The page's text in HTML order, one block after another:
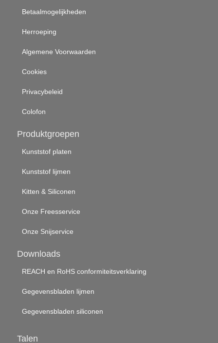
Betaalmogelijkheden
Herroeping
Algemene Voorwaarden
Cookies
Privacybeleid
Colofon
Produktgroepen
Kunststof platen
Kunststof lijmen
Kitten & Siliconen
Onze Freesservice
Onze Snijservice
Downloads
REACH en RoHS conformiteitsverklaring
Gegevensbladen lijmen
Gegevensbladen siliconen
Talen